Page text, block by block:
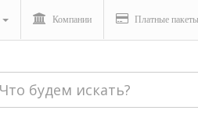
Компании Платные пакеты